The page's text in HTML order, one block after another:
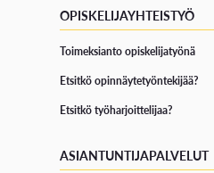
Tutorit
Opiskelijaurheilijana
OPISKELIJAYHTEISTYÖ
Toimeksianto opiskelijatyönä
Etsitkö opinnäytetyöntekijää?
Etsitkö työharjoittelijaa?
ASIANTUNTIJAPALVELUT